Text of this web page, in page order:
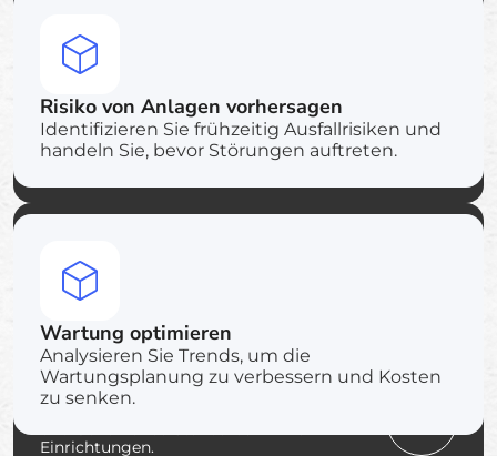
Warnsignale, bevor Ausfälle auftreten.
Wartungsmanagement
Koordinieren Sie präventive Wartungspläne
und reaktive Reparatur-Workflows über
Planen Sie Inspektionen, dokumentieren Sie
Ergebnisse und führen Sie vollständige
Inspektionsunterlagen für Einrichtungen.
Compliance im Facility Management
Verfolgen Sie regulatorische
Einrichtungen.
Risiko von Anlagen vorhersagen
Identifizieren Sie frühzeitig Ausfallrisiken und
handeln Sie, bevor Störungen auftreten.
Wartung optimieren
Analysieren Sie Trends, um die
Wartungsplanung zu verbessern und Kosten
zu senken.